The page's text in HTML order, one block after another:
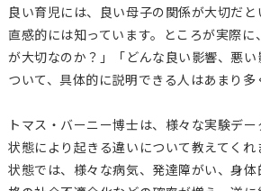
良い育児には、良い母子の関係が大切だ
直感的には知っています。ところが実際
が大切なのか？」「どんな良い影響、悪
ついて、具体的に説明できる人はあまり多
トマス・バーニー博士は、様々な実験デ
状態により起きる違いについて教えてく
状態では、様々な病気、発達障がい、身